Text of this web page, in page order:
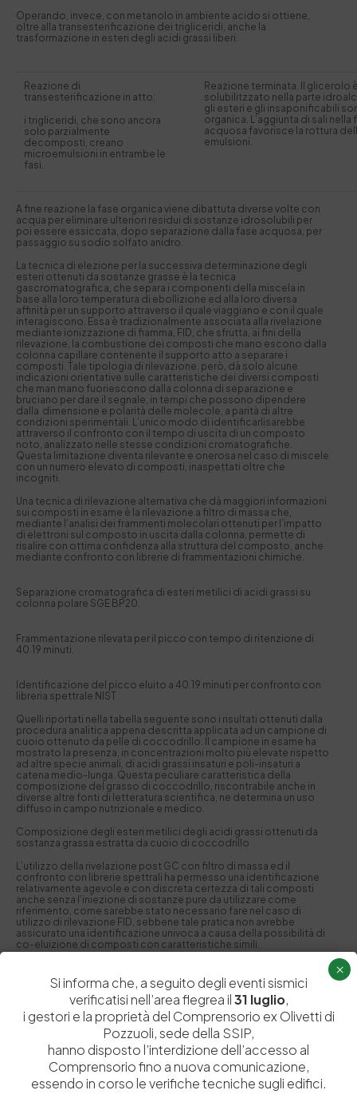
Operando, invece, con metanolo in ambiente acido si ottiene,
oltre alla transesterificazione dei trigliceridi, anche la
trasformazione in esteri degli acidi grassi liberi.
Reazione di
transesterificazione in atto;
i trigliceridi, che sono ancora
solo parzialmente
decomposti, creano
microemulsioni in entrambe le
fasi.
Reazione terminata. Il glicerolo
solubilitzzato nella parte
gli esteri e gli insaponificabili
organica. L’aggiunta di sali nella
acquosa favorisce la rottura
emulsioni.
A fine reazione la fase organica viene dibattuta diverse volte con
acqua per eliminare ulteriori residui di sostanze idrosolubili per
poi essere essiccata, dopo separazione dalla fase acquosa, per
passaggio su sodio solfato anidro.
La tecnica di elezione per la successiva determinazione degli
esteri ottenuti da sostanze grasse è la tecnica
gascromatografica, che separa i componenti della miscela in
base alla loro temperatura di ebollizione ed alla loro diversa
affinità per un supporto attraverso il quale viaggiano e con il quale
interagiscono. Essa è tradizionalmente associata alla rivelazione
mediante ionizzazione di fiamma, FID, che sfrutta, ai fini della
rilevazione, la combustione dei composti che mano escono dalla
colonna capillare contenente il supporto atto a separare i
composti. Tale tipologia di rilevazione, però, dà solo alcune
indicazioni orientative sulle caratteristiche dei diversi composti
che man mano fuoriescono dalla colonna di separazione e
bruciano per dare il segnale, in tempi che possono dipendere
dalla dimensione e polarità delle molecole, a parità di altre
condizioni sperimentali. L’unico modo di identificarlisarebbe
attraverso il confronto con il tempo di uscita di un composto
noto, analizzato nelle stesse condizioni cromatografiche.
Questa limitazione diventa rilevante e onerosa nel caso di miscele
con un numero elevato di composti, inaspettati oltre che
incogniti.
Una tecnica di rilevazione alternativa che dà maggiori informazioni
sui composti in esame è la rilevazione a filtro di massa che,
mediante l’analisi dei frammenti molecolari ottenuti per l’impatto
di elettroni sul composto in uscita dalla colonna, permette di
risalire con ottima confidenza alla struttura del composto, anche
mediante confronto con librerie di frammentazioni chimiche.
Separazione cromatografica di esteri metilici di acidi grassi su
colonna polare SGE BP20.
Frammentazione rilevata per il picco con tempo di ritenzione di
40.19 minuti.
Identificazione del picco eluito a 40.19 minuti per confronto con
libreria spettrale NIST
Quelli riportati nella tabella seguente sono i risultati ottenuti dalla
procedura analitica appena descritta applicata ad un campione di
cuoio ottenuto da pelle di coccodrillo. Il campione in esame ha
mostrato la presenza, in concentrazioni molto più elevate rispetto
ad altre specie animali, di acidi grassi insaturi e poli-insaturi a
catena medio-lunga. Questa peculiare caratteristica della
composizione del grasso di coccodrillo, riscontrabile anche in
diverse altre fonti di letteratura scientifica, ne determina un uso
diffuso in campo nutrizionale e medico.
Composizione degli esteri metilici degli acidi grassi ottenuti da
sostanza grassa estratta da cuoio di coccodrillo
L’utilizzo della rivelazione post GC con filtro di massa ed il
confronto con librerie spettrali ha permesso una identificazione
relativamente agevole e con discreta certezza di tali composti
anche senza l’iniezione di sostanze pure da utilizzare come
riferimento, come sarebbe stato necessario fare nel caso di
utilizzo di rilevazione FID, sebbene tale pratica non avrebbe
assicurato una identificazione univoca a causa della possibilità di
co-eluizione di composti con caratteristiche simili.
Pubblicato il: 17 Set 2024 alle 11:56
Si informa che, a seguito degli eventi sismici
verificatisi nell’area flegrea il31 luglio,
i gestori e la proprietà del Comprensorio ex Olivetti di
Pozzuoli, sede della SSIP,
hanno disposto l’interdizione dell’accesso al
Comprensorio fino a nuova comunicazione,
essendo in corso le verifiche tecniche sugli edifici.
×